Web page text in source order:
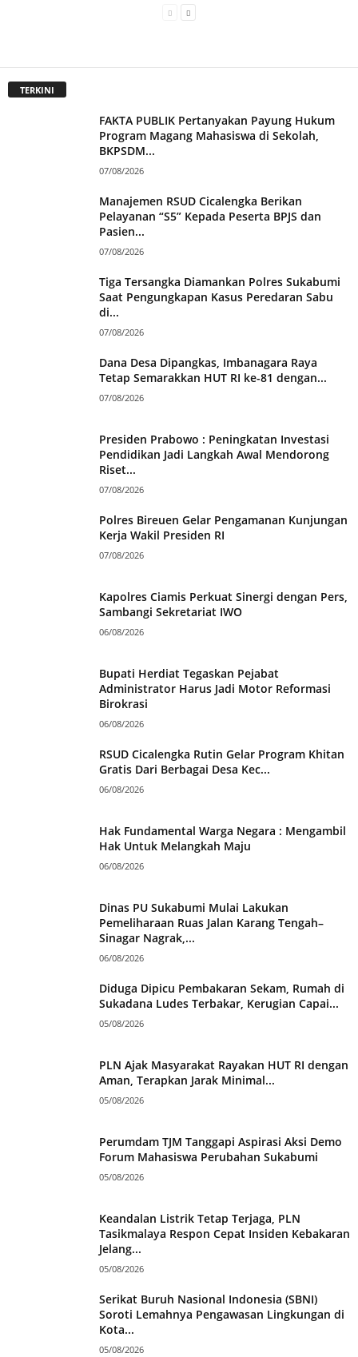
TERKINI
FAKTA PUBLIK Pertanyakan Payung Hukum
Program Magang Mahasiswa di Sekolah,
BKPSDM...
07/08/2026
Manajemen RSUD Cicalengka Berikan
Pelayanan “S5” Kepada Peserta BPJS dan
Pasien...
07/08/2026
Tiga Tersangka Diamankan Polres Sukabumi
Saat Pengungkapan Kasus Peredaran Sabu
di...
07/08/2026
Dana Desa Dipangkas, Imbanagara Raya
Tetap Semarakkan HUT RI ke-81 dengan...
07/08/2026
Presiden Prabowo : Peningkatan Investasi
Pendidikan Jadi Langkah Awal Mendorong
Riset...
07/08/2026
Polres Bireuen Gelar Pengamanan Kunjungan
Kerja Wakil Presiden RI
07/08/2026
Kapolres Ciamis Perkuat Sinergi dengan Pers,
Sambangi Sekretariat IWO
06/08/2026
Bupati Herdiat Tegaskan Pejabat
Administrator Harus Jadi Motor Reformasi
Birokrasi
06/08/2026
RSUD Cicalengka Rutin Gelar Program Khitan
Gratis Dari Berbagai Desa Kec...
06/08/2026
Hak Fundamental Warga Negara : Mengambil
Hak Untuk Melangkah Maju
06/08/2026
Dinas PU Sukabumi Mulai Lakukan
Pemeliharaan Ruas Jalan Karang Tengah–
Sinagar Nagrak,...
06/08/2026
Diduga Dipicu Pembakaran Sekam, Rumah di
Sukadana Ludes Terbakar, Kerugian Capai...
05/08/2026
PLN Ajak Masyarakat Rayakan HUT RI dengan
Aman, Terapkan Jarak Minimal...
05/08/2026
Perumdam TJM Tanggapi Aspirasi Aksi Demo
Forum Mahasiswa Perubahan Sukabumi
05/08/2026
Keandalan Listrik Tetap Terjaga, PLN
Tasikmalaya Respon Cepat Insiden Kebakaran
Jelang...
05/08/2026
Serikat Buruh Nasional Indonesia (SBNI)
Soroti Lemahnya Pengawasan Lingkungan di
Kota...
05/08/2026